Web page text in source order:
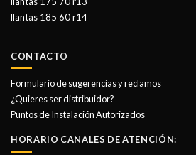
llantas 185 60 r14
CONTACTO
Formulario de sugerencias y reclamos
¿Quieres ser distribuidor?
Puntos de Instalación Autorizados
HORARIO CANALES DE ATENCIÓN: